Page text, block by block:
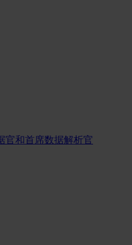
官和首席数据解析官